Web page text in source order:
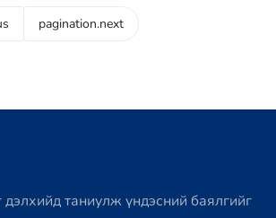
pagination.next
таниулж үндэсний баялгийг